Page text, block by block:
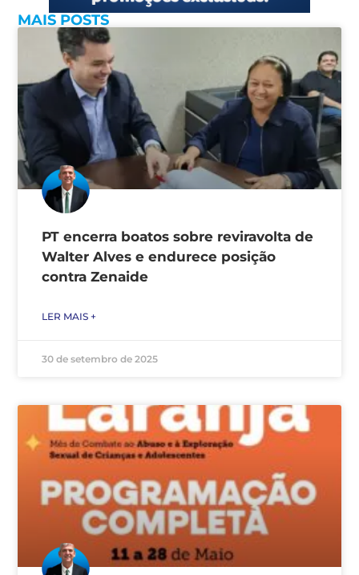
MAIS POSTS
PT encerra boatos sobre reviravolta de
Walter Alves e endurece posição
contra Zenaide
LER MAIS +
30 de setembro de 2025